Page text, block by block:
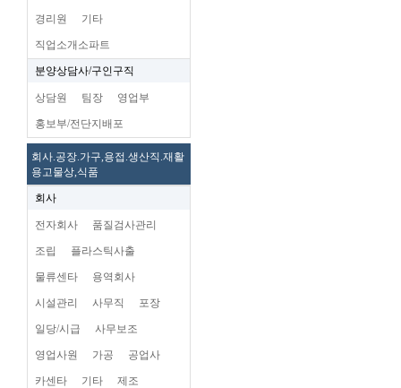
경리원 기타
직업소개소파트
분양상담사/구인구직
상담원 팀장 영업부
홍보부/전단지배포
회사.공장.가구,용접.생산직.재활
용고물상,식품
회사
전자회사 품질검사관리
조립 플라스틱사출
물류센타 용역회사
시설관리 사무직 포장
일당/시급 사무보조
영업사원 가공 공업사
카센타 기타 제조